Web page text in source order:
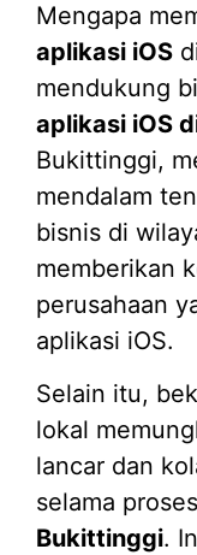
Mengapa
aplikasi iOS
mendukung
aplikasi iOS
Bukittinggi,
mendalam
bisnis di
memberikan
perusahaan
aplikasi iOS.
Selain itu,
lokal
lancar dan
selama proses
Bukittinggi.